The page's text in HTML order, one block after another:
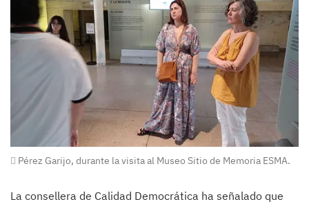
Pérez Garijo, durante la visita al Museo Sitio de Memoria ESMA.
La consellera de Calidad Democrática ha señalado que